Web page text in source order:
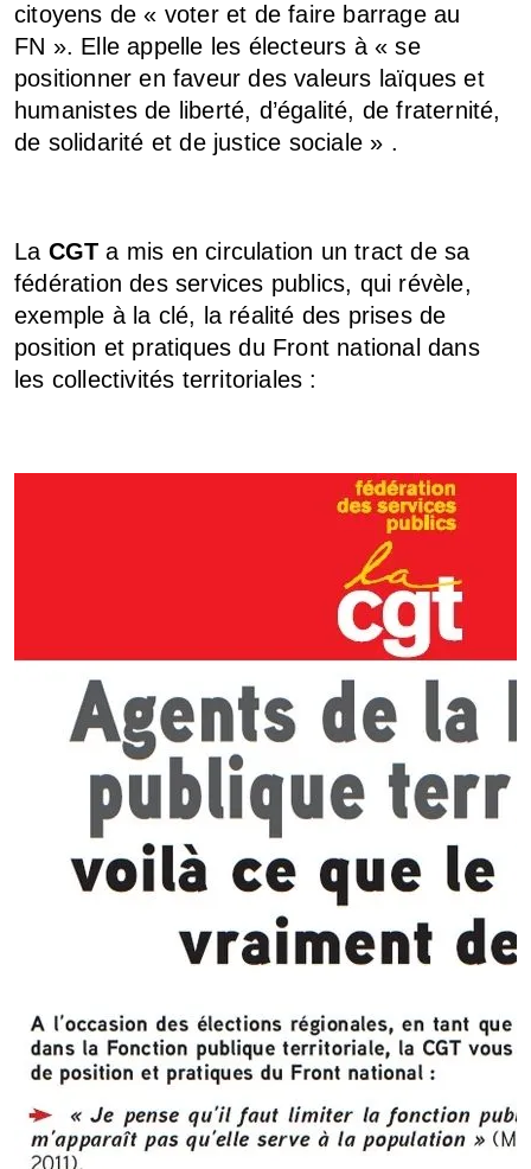
citoyens de « voter et de faire barrage au
FN ». Elle appelle les électeurs à « se
positionner en faveur des valeurs laïques et
humanistes de liberté, d’égalité, de fraternité,
de solidarité et de justice sociale » .
La CGT a mis en circulation un tract de sa
fédération des services publics, qui révèle,
exemple à la clé, la réalité des prisesde
position et pratiques du Front national dans
les collectivités territoriales :